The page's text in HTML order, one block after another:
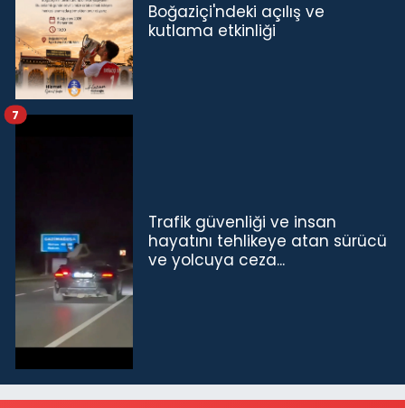
Boğaziçi'ndeki açılış ve
kutlama etkinliği
Trafik güvenliği ve insan
hayatını tehlikeye atan sürücü
ve yolcuya ceza...
7